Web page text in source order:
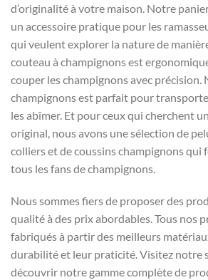
d’originalité à votre maison. Notre
un accessoire pratique pour les
qui veulent explorer la nature de
couteau à champignons est
couper les champignons avec précision.
champignons est parfait pour
les abîmer. Et pour ceux qui cherchent
original, nous avons une sélection de
colliers et de coussins champignons qui
tous les fans de champignons.
Nous sommes fiers de proposer des
qualité à des prix abordables. Tous nos
fabriqués à partir des meilleurs
durabilité et leur praticité. Visitez notre
découvrir notre gamme complète de